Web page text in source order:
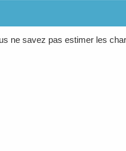
ne savez pas estimer les